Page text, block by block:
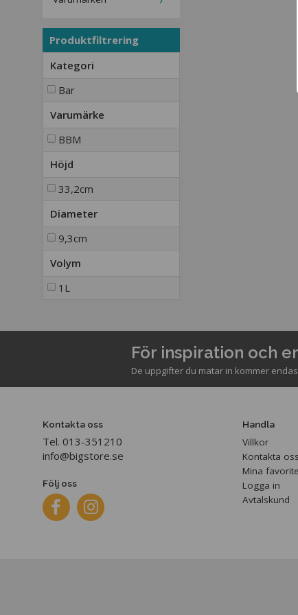
Produktfiltrering
Kategori
Bar
Varumärke
BBM
Höjd
33,2cm
Diameter
9,3cm
Volym
1L
För inspiration och
De uppgifter du matar in kommer
Kontakta oss
Tel. 013-351210
info@bigstore.se
Följ oss
Handla
Villkor
Kontakta oss
Mina
Logga in
Avtalskund